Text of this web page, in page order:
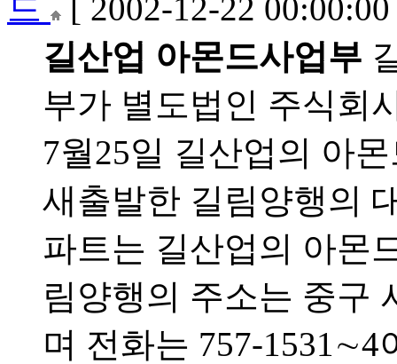
드
[ 2002-12-22
길산업 아몬드사업부
부가 별도법인 주식회
7월25일 길산업의 아
새출발한 길림양행의
파트는 길산업의 아몬
림양행의 주소는 중구
며 전화는 757-1531∼4